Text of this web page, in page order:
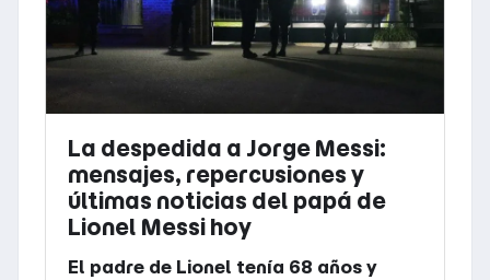
La despedida a Jorge Messi:
mensajes, repercusiones y
últimas noticias del papá de
Lionel Messi hoy
El padre de Lionel tenía 68 años y